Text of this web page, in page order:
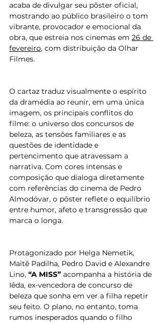
acaba de divulgar seu pôster oficial,
mostrando ao público brasileiro o tom
vibrante, provocador e emocional da
obra, que estreia nos cinemas em 26 de
fevereiro, com distribuição da Olhar
Filmes.
O cartaz traduz visualmente o espírito
da dramédia ao reunir, em uma única
imagem, os principais conflitos do
filme: o universo dos concursos de
beleza, as tensões familiares e as
questões de identidade e
pertencimento que atravessam a
narrativa. Com cores intensas e
composição que dialoga diretamente
com referências do cinema de Pedro
Almodóvar, o pôster reflete o equilíbrio
entre humor, afeto e transgressão que
marca o longa.
Protagonizado por Helga Nemetik,
Maitê Padilha, Pedro David e Alexandre
Lino, “A MISS” acompanha a história de
Iêda, ex-vencedora de concurso de
beleza que sonha em ver a filha repetir
seu feito. O plano, no entanto, toma
rumos inesperados quando o filho